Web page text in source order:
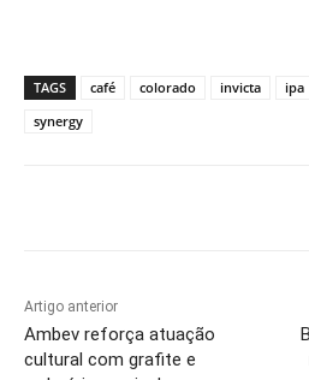
TAGS café colorado invicta ipa
synergy
Artigo anterior
Ambev reforça atuação
cultural com grafite e